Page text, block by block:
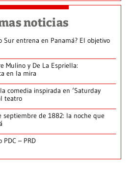
noticias
Sur entrena en Panamá? El objetivo
Mulino y De La Espriella:
en la mira
comedia inspirada en ‘Saturday
teatro
de 1882: la noche que
– PRD